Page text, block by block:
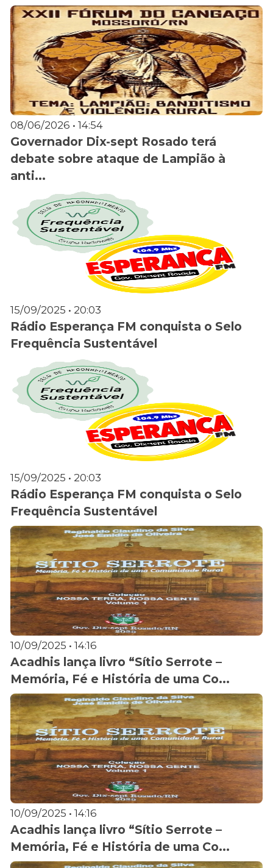
08/06/2026 • 14:54
Governador Dix-sept Rosado terá
debate sobre ataque de Lampião à
anti...
15/09/2025 • 20:03
Rádio Esperança FM conquista o Selo
Frequência Sustentável
15/09/2025 • 20:03
Rádio Esperança FM conquista o Selo
Frequência Sustentável
10/09/2025 • 14:16
Acadhis lança livro “Sítio Serrote –
Memória, Fé e História de uma Co...
10/09/2025 • 14:16
Acadhis lança livro “Sítio Serrote –
Memória, Fé e História de uma Co...